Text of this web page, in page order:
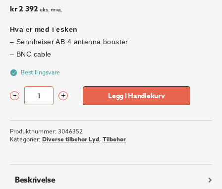
kr2 392 eks. mva.
Hva er med i esken
– Sennheiser AB 4 antenna booster
– BNC cable
Bestillingsvare
Sennheiser
4-
DW
antall
– + Legg I Handlekurv
Produktnummer: 3046352
Kategorier: Diverse tilbehør Lyd, Tilbehør
Beskrivelse